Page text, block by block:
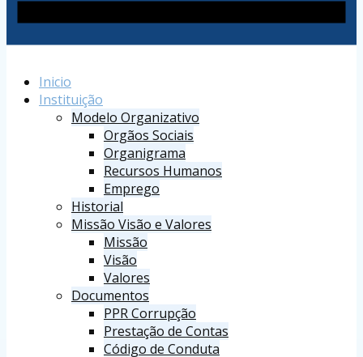
Inicio
Instituição
Modelo Organizativo
Orgãos Sociais
Organigrama
Recursos Humanos
Emprego
Historial
Missão Visão e Valores
Missão
Visão
Valores
Documentos
PPR Corrupção
Prestação de Contas
Código de Conduta